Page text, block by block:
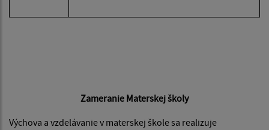
Zameranie Materskej školy
Výchova a vzdelávanie v materskej škole sa realizuje